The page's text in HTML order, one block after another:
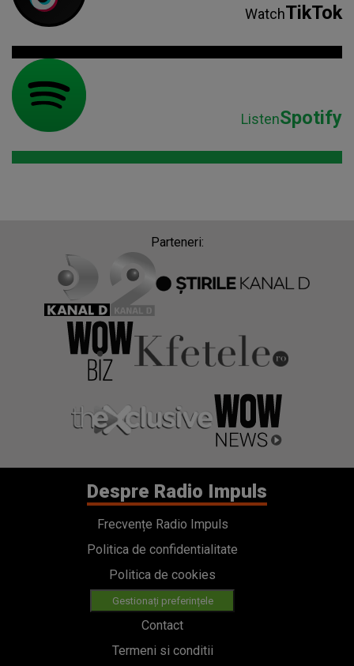
WatchTikTok
ListenSpotify
Parteneri:
Despre Radio Impuls
Frecvențe Radio Impuls
Politica de confidentialitate
Politica de cookies
Gestionați preferințele
Contact
Termeni si conditii